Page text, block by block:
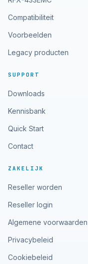
Compatibiliteit
Voorbeelden
Legacy producten
SUPPORT
Downloads
Kennisbank
Quick Start
Contact
ZAKELIJK
Reseller worden
Reseller login
Algemene voorwaarden
Privacybeleid
Cookiebeleid